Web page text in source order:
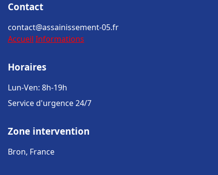
Contact
contact@assainissement-05.fr
Accueil Informations
Horaires
Lun-Ven: 8h-19h
Service d'urgence 24/7
Zone intervention
Bron, France